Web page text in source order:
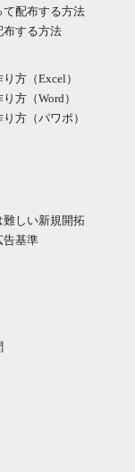
て配布する方法
布する方法
方（Excel）
方（Word）
方（パワポ）
難しい新規開拓
告基準